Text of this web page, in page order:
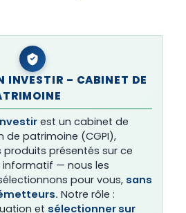
INVESTIR – CABINET DE
est un cabinet de
de patrimoine (CGPI),
produits présentés sur ce
— nous les
pour vous, sans
Notre rôle :
et sélectionner sur